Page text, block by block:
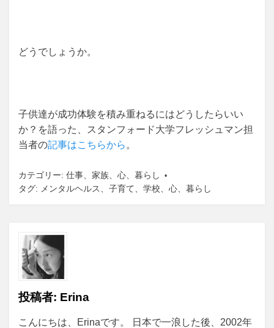
どうでしょうか。
子供達が成功体験を積み重ねるにはどうしたらいい
か？を語った、スタンフォード大学フレッシュマン担
当者の記事はこちらから 。
カテゴリー: 仕事 家族 心
暮らし
タグ: メンタルヘルス 子育て 学校 心 暮らし
投稿者: Erina
こんにちは、Erinaです。 日本で一浪した後、2002年